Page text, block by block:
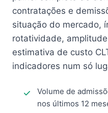
contratações e
situação do mercado,
rotatividade,
estimativa de custo
indicadores num só
Volume de
nos últimos 12